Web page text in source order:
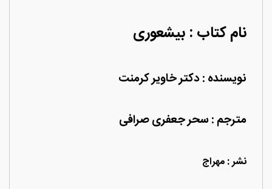
نام کتاب : بیشعوری
نویسنده : دکتر خاویر کرمنت
مترجم : سحر جعفری صرافی
نشر : مهراج